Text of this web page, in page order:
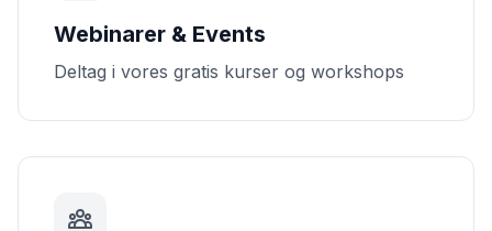
Webinarer & Events
Deltag i vores gratis kurser og workshops